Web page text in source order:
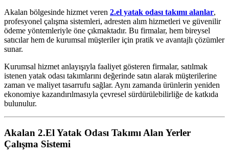
Akalan bölgesinde hizmet veren 2.el yatak odası takımı alanlar,
profesyonel çalışma sistemleri, adresten alım hizmetleri ve güvenilir
ödeme yöntemleriyle öne çıkmaktadır. Bu firmalar, hem bireysel
satıcılar hem de kurumsal müşteriler için pratik ve avantajlı çözümler
sunar.
Kurumsal hizmet anlayışıyla faaliyet gösteren firmalar, satılmak
istenen yatak odası takımlarını değerinde satın alarak müşterilerine
zaman ve maliyet tasarrufu sağlar. Aynı zamanda ürünlerin yeniden
ekonomiye kazandırılmasıyla çevresel sürdürülebilirliğe de katkıda
bulunulur.
Akalan 2.El Yatak Odası Takımı Alan Yerler
Çalışma Sistemi